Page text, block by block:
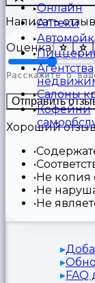
Онлайн
Аптеки
Агентства
Салоны
Кофейни
Написать отзыв
Оценка:
Отправить
Хороший
Не копия
Не
Не